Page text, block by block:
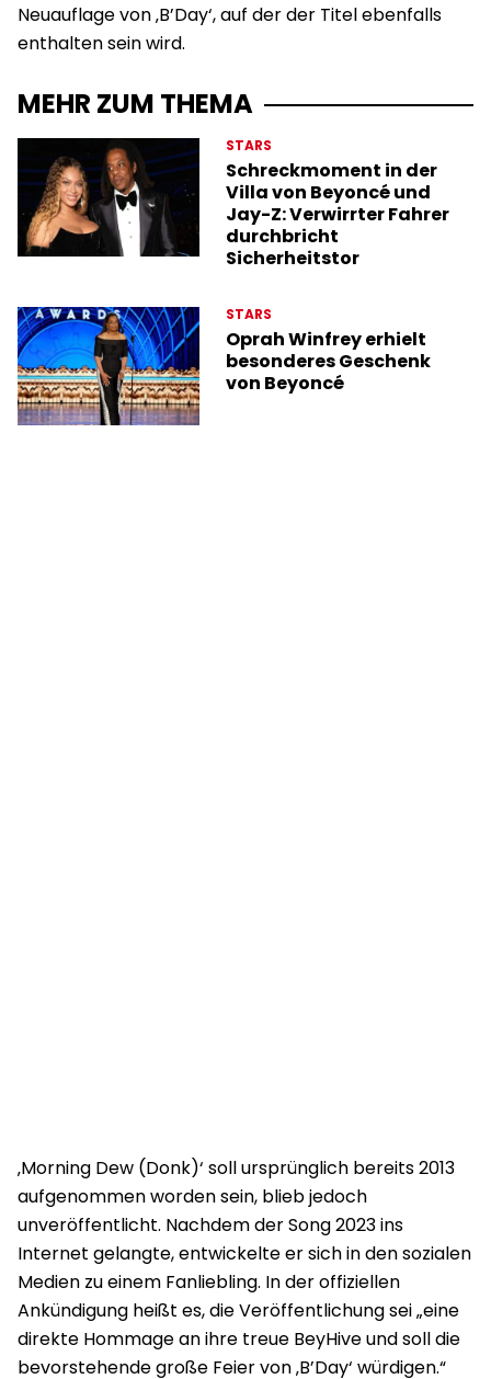
Neuauflage von ‚B’Day‘, auf der der Titel ebenfalls
enthalten sein wird.
MEHR ZUM THEMA
STARS
Schreckmoment in der
Villa von Beyoncé und
Jay-Z: Verwirrter Fahrer
durchbricht
Sicherheitstor
STARS
Oprah Winfrey erhielt
besonderes Geschenk
von Beyoncé
‚Morning Dew (Donk)‘ soll ursprünglich bereits 2013
aufgenommen worden sein, blieb jedoch
unveröffentlicht. Nachdem der Song 2023 ins
Internet gelangte, entwickelte er sich in den sozialen
Medien zu einem Fanliebling. In der offiziellen
Ankündigung heißt es, die Veröffentlichung sei „eine
direkte Hommage an ihre treue BeyHive und soll die
bevorstehende große Feier von ‚B’Day‘ würdigen.“